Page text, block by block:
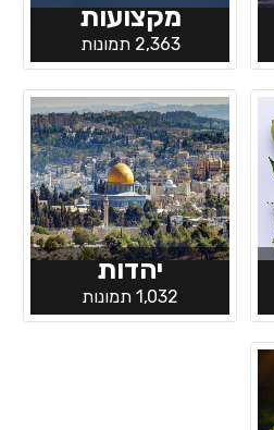
מקצועות
2,363 תמונות
יהדות
1,032 תמונות